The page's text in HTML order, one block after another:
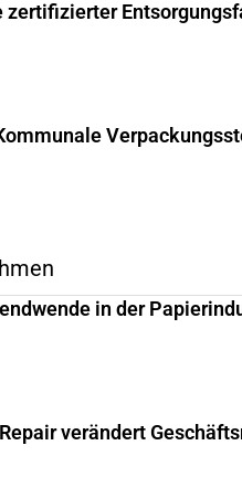
zertifizierter
in der
verändert